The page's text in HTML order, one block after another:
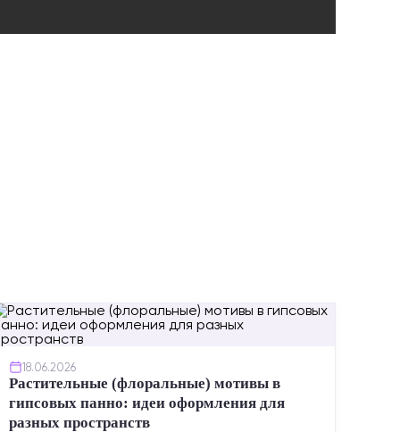
18.06.2026
Растительные (флоральные) мотивы в
гипсовых панно: идеи оформления для
разных пространств